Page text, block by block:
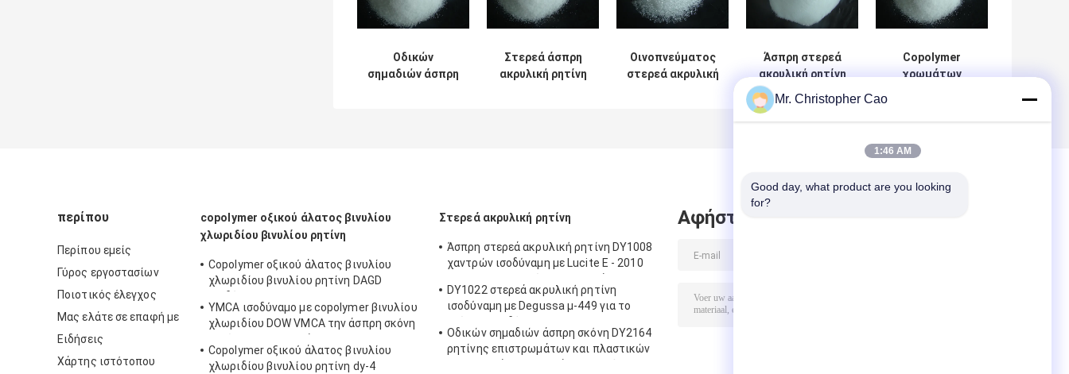
Οδικών
σημαδιών άσπρη
Στερεά άσπρη
ακρυλική ρητίνη
Οινοπνεύματος
στερεά ακρυλική
Άσπρη στερεά
ακρυλική ρητίνη
DY1209 χαντρών
για τα
πολυσύνθετα
Copolymer
χρωμάτων
στερεά ακρυλική
ρητίνη DY2011
ισοδύναμη με
Lucite ε-2010
περίπου
Περίπου εμείς
Γύρος εργοστασίων
Ποιοτικός έλεγχος
Μας ελάτε σε επαφή με
Ειδήσεις
Χάρτης ιστότοπου
copolymer οξικού άλατος βινυλίου
χλωριδίου βινυλίου ρητίνη
Copolymer οξικού άλατος βινυλίου
χλωριδίου βινυλίου ρητίνη DAGD
χρησιμοποιείται στα επιστρώματα
YMCA ισοδύναμο με copolymer βινυλίου
χλωριδίου DOW VMCA την άσπρη σκόνη
Copolymer οξικού άλατος βινυλίου
χλωριδίου βινυλίου ρητίνη dy-4
Στερεά ακρυλική ρητίνη
Άσπρη στερεά ακρυλική ρητίνη DY1008
χαντρών ισοδύναμη με Lucite Ε - 2010
επιστρώματα PVC
DY1022 στερεά ακρυλική ρητίνη
ισοδύναμη με Degussa μ-449 για το
Οδικών σημαδιών άσπρη σκόνη DY2164
ρητίνης επιστρωμάτων και πλαστικών
Αφήστε μήνυμα
Mr. Christopher Cao
1:46 AM
Good day, what product are you looking
for?